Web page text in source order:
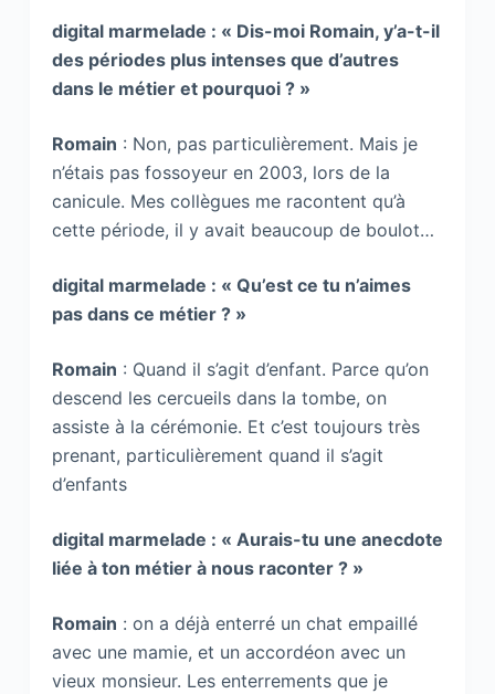
digital marmelade : « Dis-moi Romain, y’a-t-il
des périodes plus intenses que d’autres
dans le métier et pourquoi ? »
Romain : Non, pas particulièrement. Mais je
n’étais pas fossoyeur en 2003, lors de la
canicule. Mes collègues me racontent qu’à
cette période, il y avait beaucoup de boulot…
digital marmelade : « Qu’est ce tu n’aimes
pas dans ce métier ? »
Romain : Quand il s’agit d’enfant. Parce qu’on
descend les cercueils dans la tombe, on
assiste à la cérémonie. Et c’est toujours très
prenant, particulièrement quand il s’agit
d’enfants
digital marmelade : « Aurais-tu une anecdote
liée à ton métier à nous raconter ? »
Romain : on a déjà enterré un chat empaillé
avec une mamie, et un accordéon avec un
vieux monsieur. Les enterrements que je